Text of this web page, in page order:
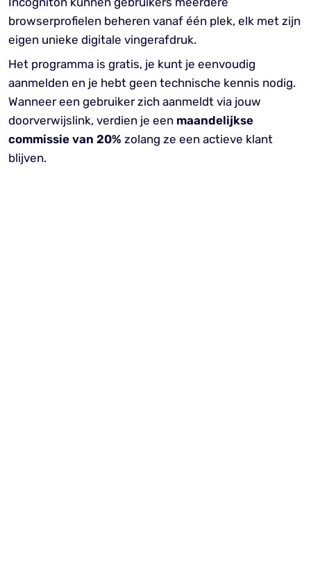
browserprofielen beheren vanaf één plek, elk met zijn
eigen unieke digitale vingerafdruk.
Het programma is gratis, je kunt je eenvoudig
aanmelden en je hebt geen technische kennis nodig.
Wanneer een gebruiker zich aanmeldt via jouw
doorverwijslink, verdien je een maandelijkse
commissie van 20% zolang ze een actieve klant
blijven.